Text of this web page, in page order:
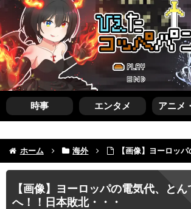
時事 エンタメ アニメ
ホーム 海外 【画像】ヨーロッ
【画像】ヨーロッパの電気代、と
へ！！日本敗北・・・